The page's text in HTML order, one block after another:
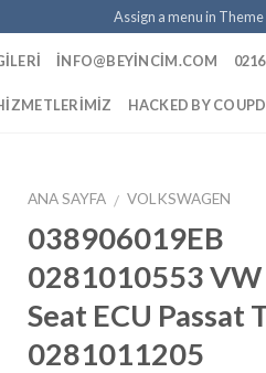
Assign a menu in
INFO@BEYINCIM.COM
HACKED BY
ANA SAYFA / VOLKSWAGEN
038906019EB
0281010553
Seat ECU Passat
0281011205